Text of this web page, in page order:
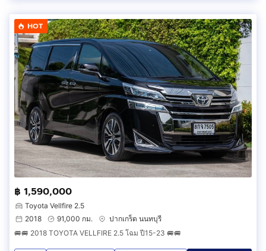
HOT
฿ 1,590,000
Toyota Vellfire 2.5
2018
91,000 กม.
ปากเกร็ด นนทบุรี
🚐🚐 2018 TOYOTA VELLFIRE 2.5 โฉม ปี15-23 🚐🚐